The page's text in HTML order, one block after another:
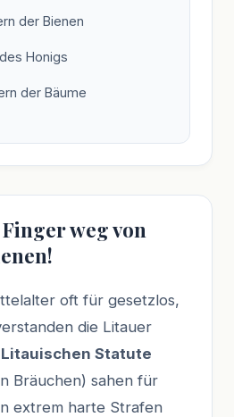
der Bienen
Honigs
der Bäume
weg von
oft für gesetzlos,
die Litauer
Litauischen Statute
Bräuchen) sahen für
extrem harte Strafen